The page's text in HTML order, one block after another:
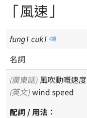
「風速」
fung1 cuk1
名詞
(廣東話) 風吹動嘅速度
(英文) wind speed
配詞 / 用法：